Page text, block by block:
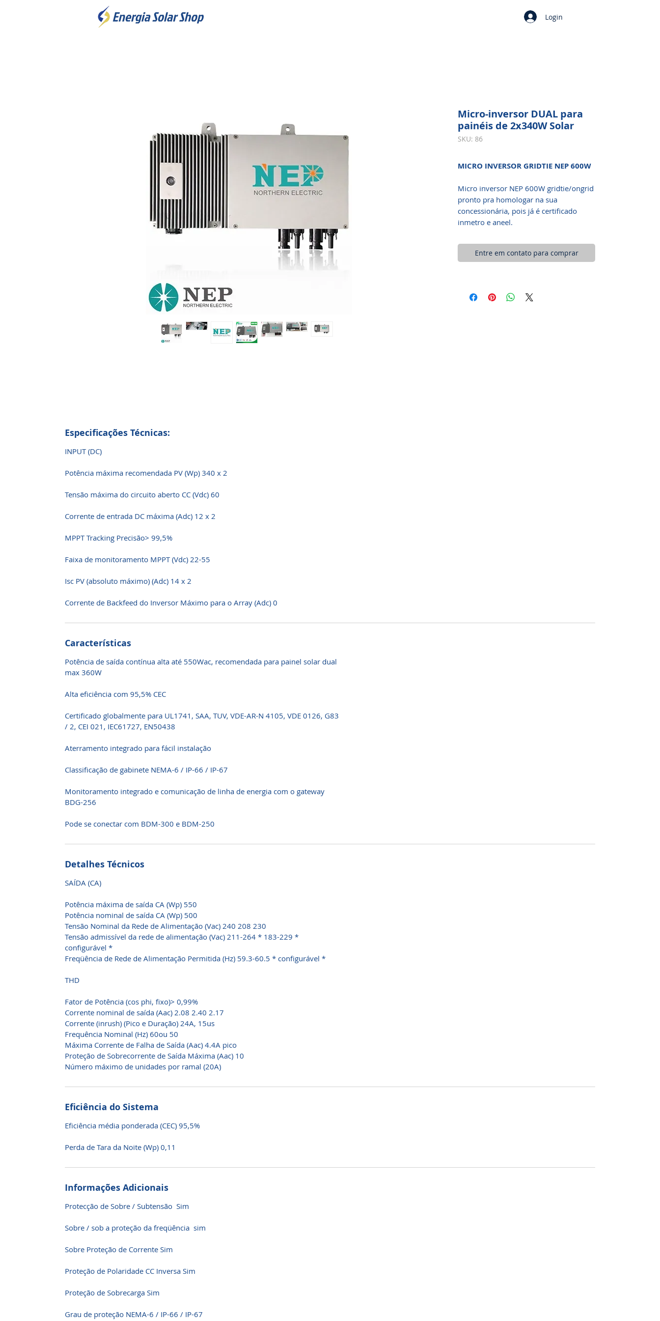
Login
Micro-inversor DUAL para
painéis de 2x340W Solar
SKU: 86
MICRO INVERSOR GRIDTIE NEP 600W
Micro inversor NEP 600W gridtie/ongrid
pronto pra homologar na sua
concessionária, pois já é certificado
inmetro e aneel.
Entre em contato para comprar
Especificações Técnicas:
INPUT (DC)
Potência máxima recomendada PV (Wp) 340 x 2
Tensão máxima do circuito aberto CC (Vdc) 60
Corrente de entrada DC máxima (Adc) 12 x 2
MPPT Tracking Precisão> 99,5%
Faixa de monitoramento MPPT (Vdc) 22-55
Isc PV (absoluto máximo) (Adc) 14 x 2
Corrente de Backfeed do Inversor Máximo para o Array (Adc) 0
Características
Potência de saída contínua alta até 550Wac, recomendada para painel solar dual
max 360W
Alta eficiência com 95,5% CEC
Certificado globalmente para UL1741, SAA, TUV, VDE-AR-N 4105, VDE 0126, G83
/ 2, CEI 021, IEC61727, EN50438
Aterramento integrado para fácil instalação
Classificação de gabinete NEMA-6 / IP-66 / IP-67
Monitoramento integrado e comunicação de linha de energia com o gateway
BDG-256
Pode se conectar com BDM-300 e BDM-250
Detalhes Técnicos
SAÍDA (CA)
Potência máxima de saída CA (Wp) 550
Potência nominal de saída CA (Wp) 500
Tensão Nominal da Rede de Alimentação (Vac) 240 208 230
Tensão admissível da rede de alimentação (Vac) 211-264 * 183-229 *
configurável *
Freqüência de Rede de Alimentação Permitida (Hz) 59.3-60.5 * configurável *
THD
Fator de Potência (cos phi, fixo)> 0,99%
Corrente nominal de saída (Aac) 2.08 2.40 2.17
Corrente (inrush) (Pico e Duração) 24A, 15us
Frequência Nominal (Hz) 60ou 50
Máxima Corrente de Falha de Saída (Aac) 4.4A pico
Proteção de Sobrecorrente de Saída Máxima (Aac) 10
Número máximo de unidades por ramal (20A)
Eficiência do Sistema
Eficiência média ponderada (CEC) 95,5%
Perda de Tara da Noite (Wp) 0,11
Informações Adicionais
Protecção de Sobre / Subtensão Sim
Sobre / sob a proteção da freqüência sim
Sobre Proteção de Corrente Sim
Proteção de Polaridade CC Inversa Sim
Proteção de Sobrecarga Sim
Grau de proteção NEMA-6 / IP-66 / IP-67